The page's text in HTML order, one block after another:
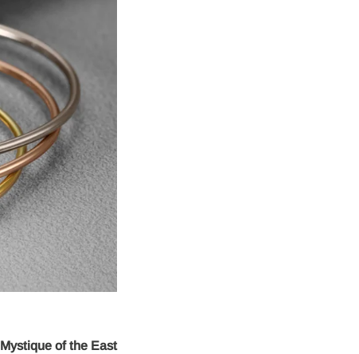
Mystique of the East